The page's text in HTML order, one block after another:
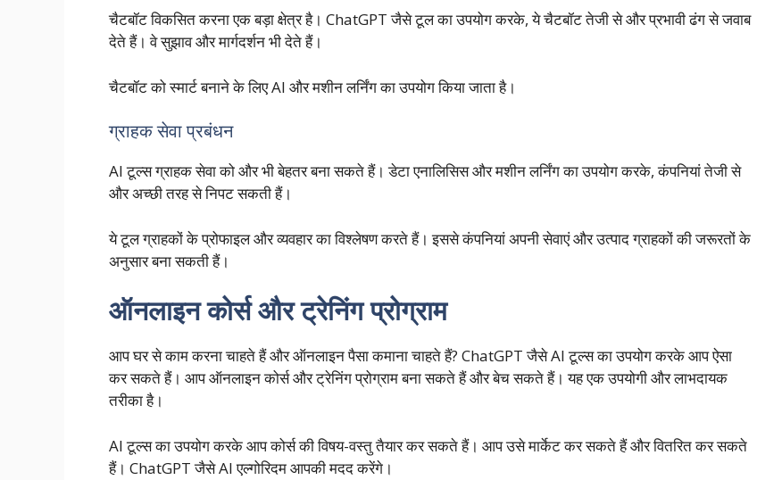
चैटबॉट विकसित करना एक बड़ा क्षेत्र है। ChatGPT जैसे टूल का उपयोग करके, ये चैटबॉट तेजी से और प्रभावी ढंग से जवाब
देते हैं। वे सुझाव और मार्गदर्शन भी देते हैं।
चैटबॉट को स्मार्ट बनाने के लिए AI और मशीन लर्निंग का उपयोग किया जाता है।
ग्राहक सेवा प्रबंधन
AI टूल्स ग्राहक सेवा को और भी बेहतर बना सकते हैं। डेटा एनालिसिस और मशीन लर्निंग का उपयोग करके, कंपनियां तेजी से
और अच्छी तरह से निपट सकती हैं।
ये टूल ग्राहकों के प्रोफाइल और व्यवहार का विश्लेषण करते हैं। इससे कंपनियां अपनी सेवाएं और उत्पाद ग्राहकों की जरूरतों के
अनुसार बना सकती हैं।
ऑनलाइन कोर्स और ट्रेनिंग प्रोग्राम
आप घर से काम करना चाहते हैं और ऑनलाइन पैसा कमाना चाहते हैं? ChatGPT जैसे AI टूल्स का उपयोग करके आप ऐसा
कर सकते हैं। आप ऑनलाइन कोर्स और ट्रेनिंग प्रोग्राम बना सकते हैं और बेच सकते हैं। यह एक उपयोगी और लाभदायक
तरीका है।
AI टूल्स का उपयोग करके आप कोर्स की विषय-वस्तु तैयार कर सकते हैं। आप उसे मार्केट कर सकते हैं और वितरित कर सकते
हैं। ChatGPT जैसे AI एल्गोरिदम आपकी मदद करेंगे।